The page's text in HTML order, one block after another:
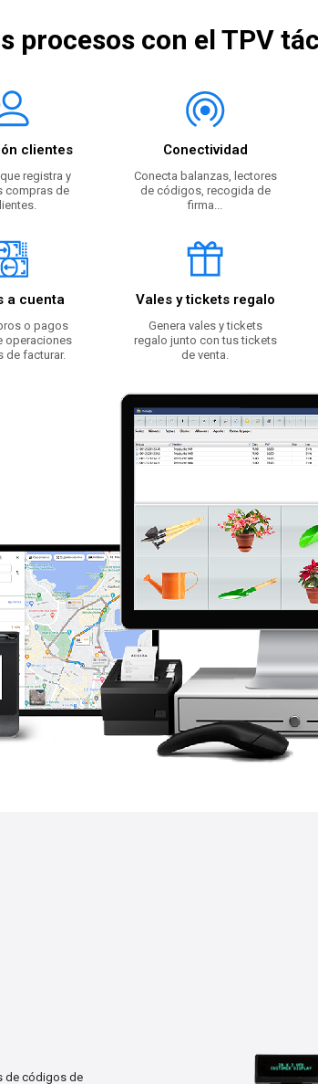
procesos con el TPV
clientes
registra y
compras de
Conectividad
Conecta balanzas, lectores
de códigos, recogida de
firma...
a cuenta
o pagos
operaciones
de facturar.
Vales y tickets regalo
Genera vales y tickets
regalo junto con tus tickets
de venta.
de códigos de